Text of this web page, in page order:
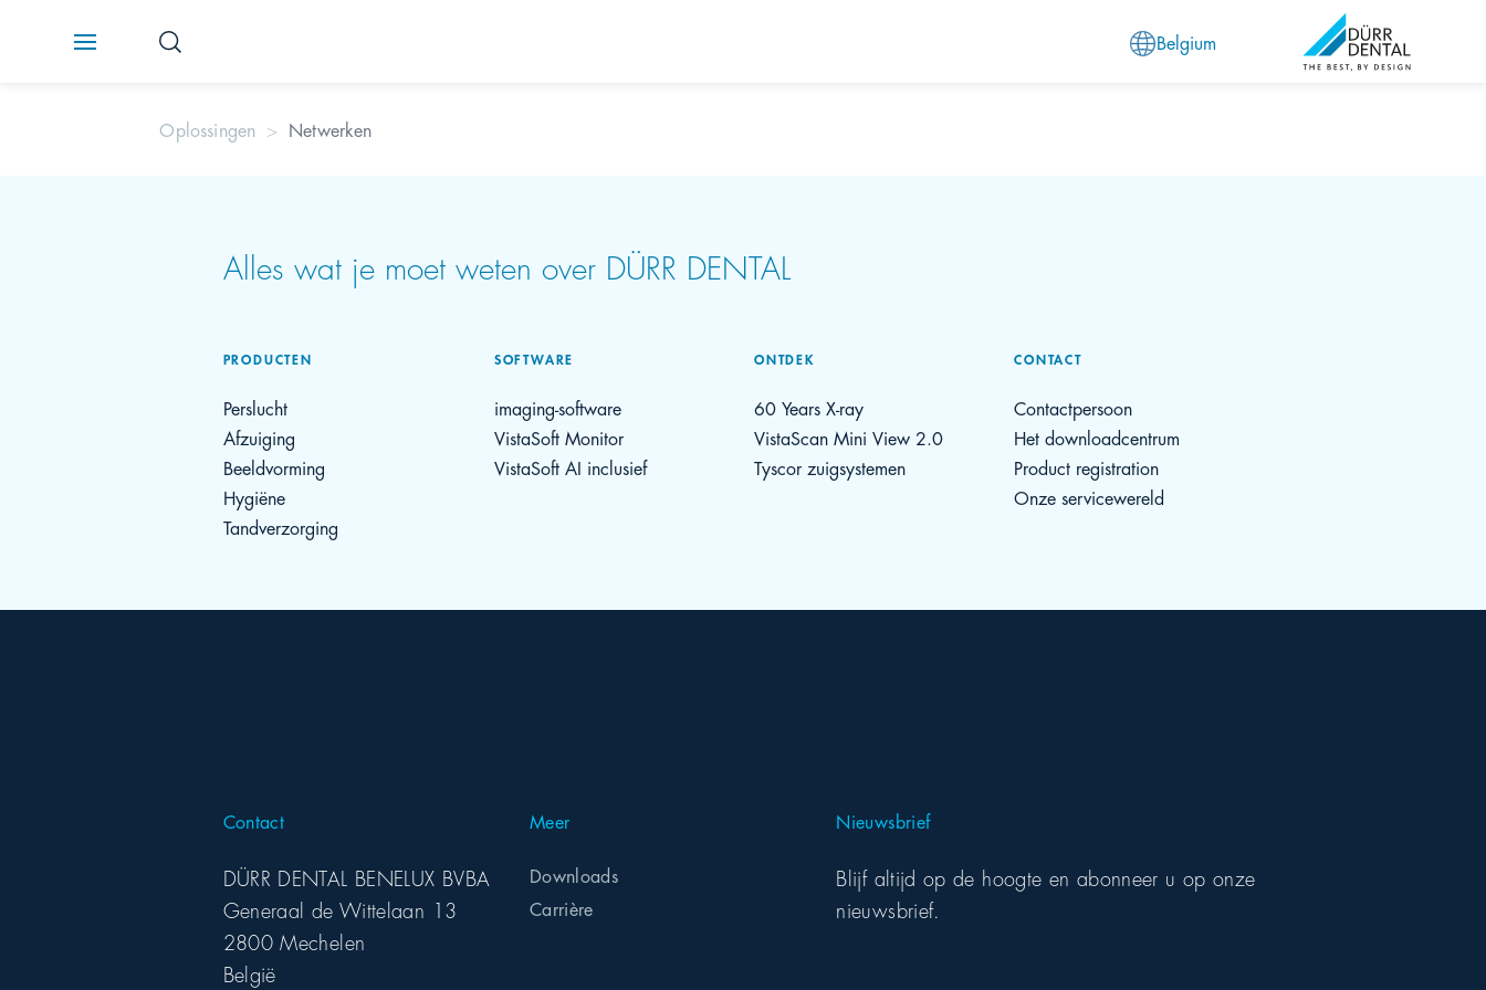
Belgium
Oplossingen Netwerken
Alles wat je moet weten over DÜRR DENTAL
PRODUCTEN
Perslucht
Afzuiging
Beeldvorming
Hygiëne
Tandverzorging
SOFTWARE
imaging-software
VistaSoft Monitor
VistaSoft AI inclusief
ONTDEK
60 Years X-ray
VistaScan Mini View 2.0
Tyscor zuigsystemen
CONTACT
Contactpersoon
Het downloadcentrum
Product registration
Onze servicewereld
Contact
DÜRR DENTAL BENELUX BVBA
Generaal de Wittelaan 13
2800 Mechelen
België
Meer
Downloads
Carrière
Nieuwsbrief
Blijf altijd op de hoogte en abonneer u op onze
nieuwsbrief.